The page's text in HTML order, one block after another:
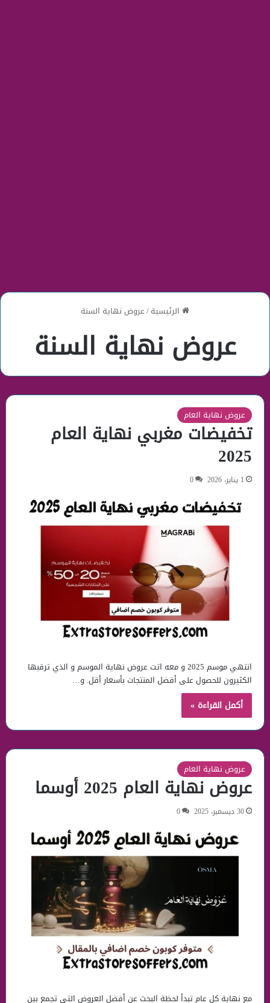
الرئيسية/عروض نهاية السنة
عروض نهاية السنة
عروض نهاية العام
تخفيضات مغربي نهاية العام
2025
1 يناير، 2026 0
انتهي موسم 2025 و معه اتت عروض نهاية الموسم و الذي ترقبها
الكثيرون للحصول على أفضل المنتجات بأسعار أقل. و…
أكمل القراءة »
عروض نهاية العام
عروض نهاية العام 2025 أوسما
30 ديسمبر، 2025 0
مع نهاية كل عام تبدأ لحظة البحث عن أفضل العروض التي تجمع بين